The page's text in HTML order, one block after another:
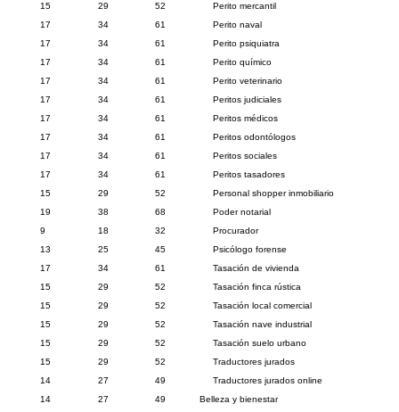
15
29 52
Perito mercantil
17
34 61
Perito naval
17
34 61
Perito psiquiatra
17
34 61
Perito químico
17
34 61
Perito veterinario
17
34 61
Peritos judiciales
17
34 61
Peritos médicos
17
34 61
Peritos odontólogos
17
34 61
Peritos sociales
17
34 61
Peritos tasadores
15
29 52
Personal shopper inmobiliario
19
38 68
Poder notarial
9
18 32
Procurador
13
25 45
Psicólogo forense
17
34 61
Tasación de vivienda
15
29 52
Tasación finca rústica
15
29 52
Tasación local comercial
15
29 52
Tasación nave industrial
15
29 52
Tasación suelo urbano
15
29 52
Traductores jurados
14
27 49
Traductores jurados online
14
27 49
Belleza y bienestar